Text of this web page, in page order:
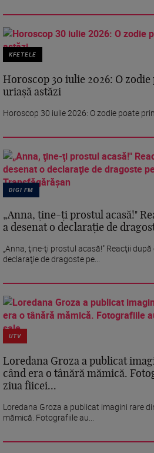
KFETELE
Horoscop 30 iulie 2026: O
uriașă astăzi
Horoscop 30 iulie 2026: O zodie poate
DIGI FM
„Anna, ţine-ţi prostul acasă!"
a desenat o declaraţie de
„Anna, ţine-ţi prostul acasă!" Reacţii
declaraţie de dragoste pe...
UTV
Loredana Groza a publicat
când era o tânără mămică.
ziua fiicei...
Loredana Groza a publicat imagini rare
mămică. Fotografiile au...